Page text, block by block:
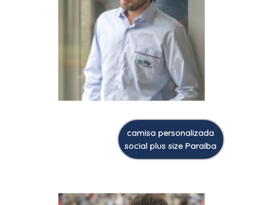
camisa personalizada
social plus size Paraíba